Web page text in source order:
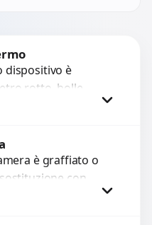
dispositivo è
rotto, bolle,
o pixel morti?
era: 150,00 €.
attuale è: 110,00 €.
è graffiato o
con
garantiti per 3